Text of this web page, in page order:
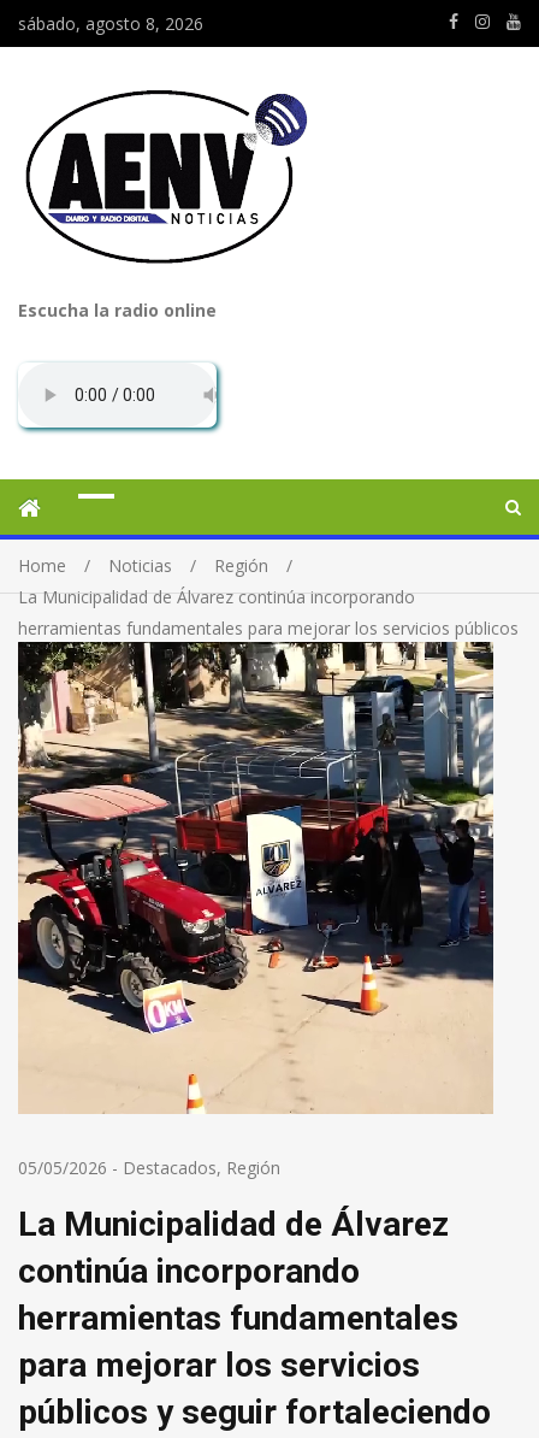
sábado, agosto 8, 2026
Escucha la radio online
Home Noticias
Región
La Municipalidad de Álvarez continúa incorporando
herramientas fundamentales para mejorar los servicios públicos
y seguir fortaleciendo el trabajo diario en cada sector de la
localidad
05/05/2026 - Destacados, Región
La Municipalidad de Álvarez
continúa incorporando
herramientas fundamentales
para mejorar los servicios
públicos y seguir fortaleciendo